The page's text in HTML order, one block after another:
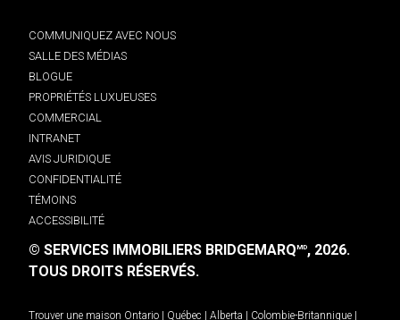
COMMUNIQUEZ AVEC NOUS
SALLE DES MÉDIAS
BLOGUE
PROPRIÉTÉS LUXUEUSES
COMMERCIAL
INTRANET
AVIS JURIDIQUE
CONFIDENTIALITÉ
TÉMOINS
ACCESSIBILITÉ
© SERVICES IMMOBILIERS BRIDGEMARQMD, 2026.
TOUS DROITS RÉSERVÉS.
Trouver une maison Ontario Québec Alberta Colombie-Britannique